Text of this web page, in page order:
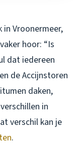
Vroonermeer,
hoor: “Is
dat iedereen
de Accijnstoren
daken,
in
verschil kan je
.